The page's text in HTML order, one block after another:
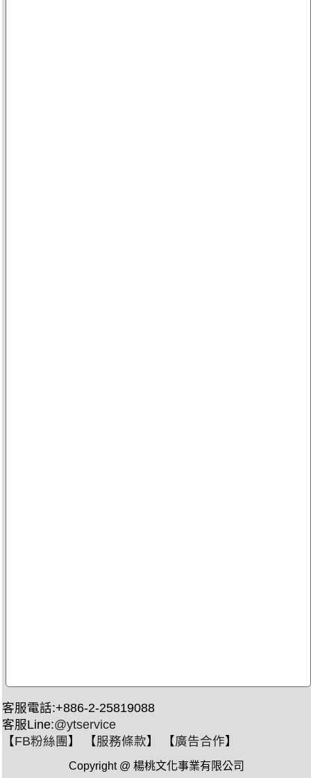
客服電話:+886-2-25819088
客服Line:@ytservice
【FB粉絲團 】 【服務條款】 【廣告合作】
Copyright @ 楊桃文化事業有限公司